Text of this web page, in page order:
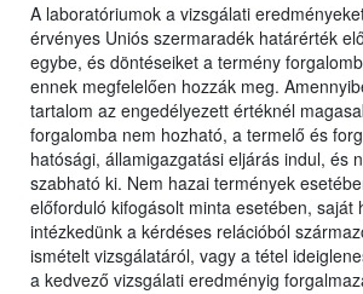
A laboratóriumok a vizsgálati
érvényes Uniós szermaradék határérték
egybe, és döntéseiket a termény
ennek megfelelően hozzák meg.
tartalom az engedélyezett értéknél
forgalomba nem hozható, a termelő és
hatósági, államigazgatási eljárás indul, és
szabható ki. Nem hazai termények
előforduló kifogásolt minta esetében, saját
intézkedünk a kérdéses relációból
ismételt vizsgálatáról, vagy a tétel
a kedvező vizsgálati eredményig